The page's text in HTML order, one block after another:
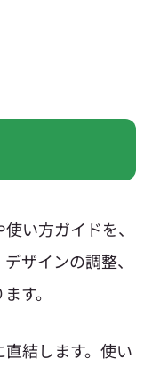
い方ガイドを、
ザインの調整、
す。
結します。使い